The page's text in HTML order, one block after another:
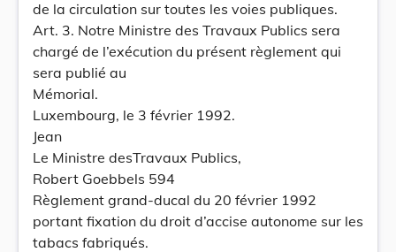
de la circulation sur toutes les voies publiques.
Art. 3. Notre Ministre des Travaux Publics sera
chargé de l’exécution du présent règlement qui
sera publié au
Mémorial.
Luxembourg, le 3 février 1992.
Jean
Le Ministre desTravaux Publics,
Robert Goebbels 594
Règlement grand-ducal du 20 février 1992
portant fixation du droit d’accise autonome sur les
tabacs fabriqués.